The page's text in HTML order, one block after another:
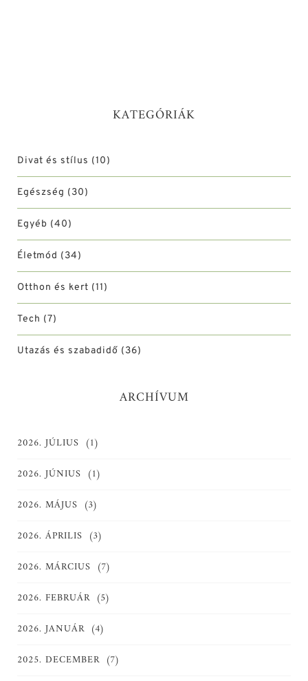
KATEGÓRIÁK
Divat és stílus (10)
Egészség (30)
Egyéb (40)
Életmód (34)
Otthon és kert (11)
Tech (7)
Utazás és szabadidő (36)
ARCHÍVUM
2026. JÚLIUS (1)
2026. JÚNIUS (1)
2026. MÁJUS (3)
2026. ÁPRILIS (3)
2026. MÁRCIUS (7)
2026. FEBRUÁR (5)
2026. JANUÁR (4)
2025. DECEMBER (7)